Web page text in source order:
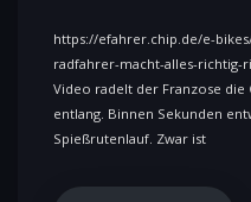
https://efahrer.chip.de/e-
radfahrer-macht-alles-richtig-
Video radelt der Franzose die
entlang. Binnen Sekunden
Spießrutenlauf. Zwar ist